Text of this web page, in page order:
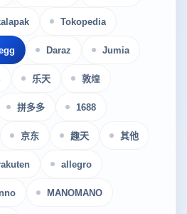
Tokopedia
Daraz Jumia
乐天 敦煌
拼多多 1688
京东 趣天 其他
allegro
MANOMANO